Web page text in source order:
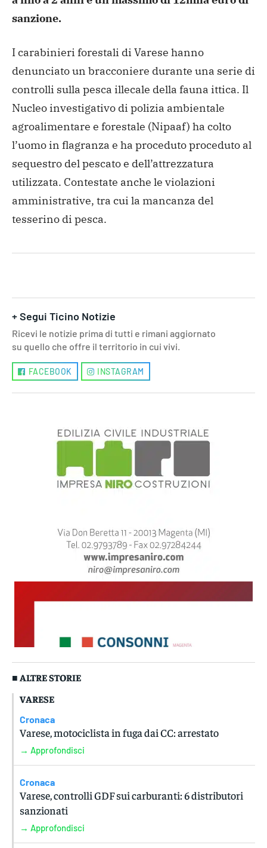
sanzione.
I carabinieri forestali di Varese hanno
denunciato un bracconiere durante una serie di
controlli sulla pesca illecale della fauna ittica. Il
Nucleo investigativo di polizia ambientale
agroalimentare e forestale (Nipaaf) ha colto
l’uomo in flagranza e ha proceduto proceduto al
sequestro del pescato e dell’attrezzatura
utilizzata. Contestate anche le violazioni
amministrative, tra cui la mancanza del
tesserino di pesca.
+ Segui Ticino Notizie
Ricevi le notizie prima di tutti e rimani aggiornato
su quello che offre il territorio in cui vivi.
FACEBOOK INSTAGRAM
■ ALTRE STORIE
VARESE
Cronaca
Varese, motociclista in fuga dai CC: arrestato
→ Approfondisci
Cronaca
Varese, controlli GDF sui carburanti: 6 distributori
sanzionati
→ Approfondisci